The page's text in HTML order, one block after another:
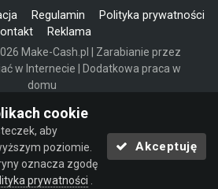
Regulamin
Polityka prywatności
Reklama
Make-Cash.pl | Zarabianie przez
w Internecie | Dodatkowa praca w
domu
cookie
aby
poziomie.
oznacza zgodę
prywatności
Akceptuję